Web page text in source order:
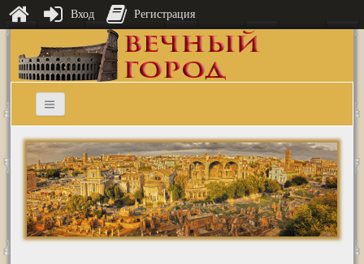
Вход Регистрация